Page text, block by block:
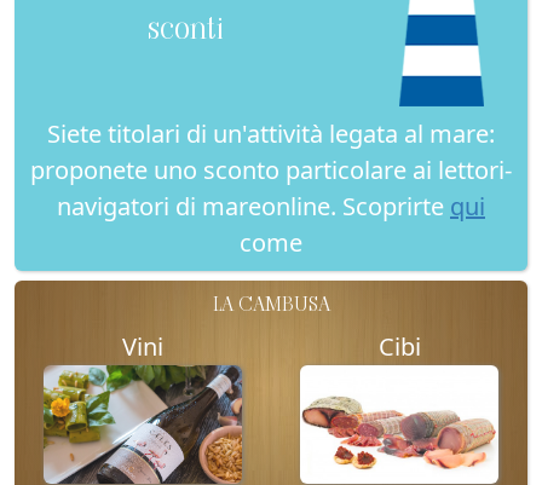
sconti
Siete titolari di un'attività legata al mare:
proponete uno sconto particolare ai lettori-
navigatori di mareonline. Scoprirte qui
come
LA CAMBUSA
Vini Cibi